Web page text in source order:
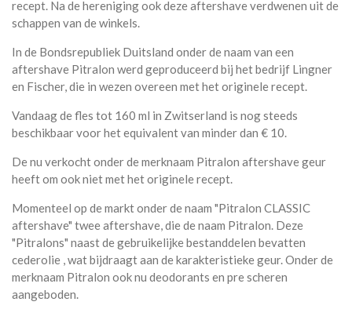
recept. Na de hereniging ook deze aftershave verdwenen uit de
schappen van de winkels.
In de Bondsrepubliek Duitsland onder de naam van een
aftershave Pitralon werd geproduceerd bij het ​​bedrijf Lingner
en Fischer, die in wezen overeen met het originele recept.
Vandaag de fles tot 160 ml in Zwitserland is nog steeds
beschikbaar voor het equivalent van minder dan € 10.
De nu verkocht onder de merknaam Pitralon aftershave geur
heeft om ook niet met het originele recept.
Momenteel op de markt onder de naam "Pitralon CLASSIC
aftershave" twee aftershave, die de naam Pitralon. Deze
"Pitralons" naast de gebruikelijke bestanddelen bevatten
cederolie , wat bijdraagt ​​aan de karakteristieke geur. Onder de
merknaam Pitralon ook nu deodorants en pre scheren
aangeboden.